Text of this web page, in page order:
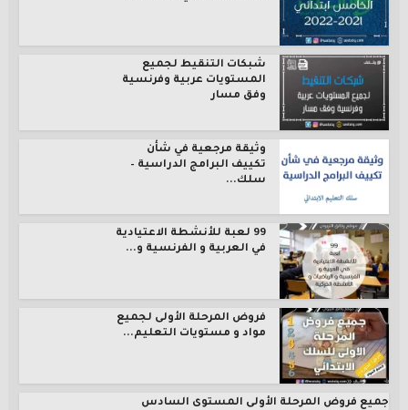
شبكات التنقيط لجميع
المستويات عربية وفرنسية
وفق مسار
وثيقة مرجعية في شأن
تكييف البرامج الدراسية –
سلك...
99 لعبة للأنشطة الاعتيادية
في العربية و الفرنسية و...
فروض المرحلة الأولى لجميع
مواد و مستويات التعليم...
جميع فروض المرحلة الأولى المستوى السادس